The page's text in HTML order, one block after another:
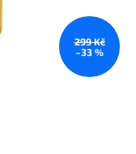
299 Kč
–33 %